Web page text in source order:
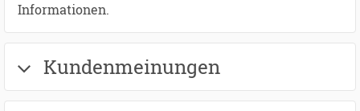
Informationen.
Kundenmeinungen